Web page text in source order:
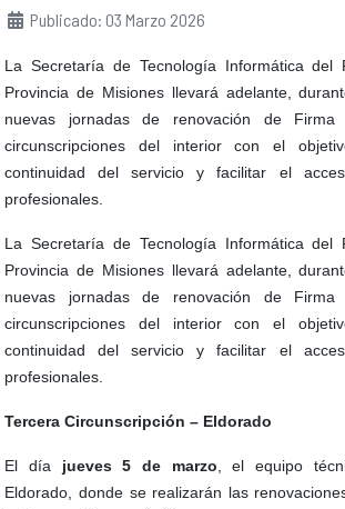
DetallesPublicado: 03 Marzo 2026
La Secretaría de Tecnología Informática del
Provincia de Misiones llevará adelante,
nuevas jornadas de renovación de Firma
circunscripciones del interior con el
continuidad del servicio y facilitar el
profesionales.
La Secretaría de Tecnología Informática del
Provincia de Misiones llevará adelante,
nuevas jornadas de renovación de Firma
circunscripciones del interior con el
continuidad del servicio y facilitar el
profesionales.
Tercera Circunscripción – Eldorado
El día jueves 5 de marzo , el equipo
Eldorado, donde se realizarán las